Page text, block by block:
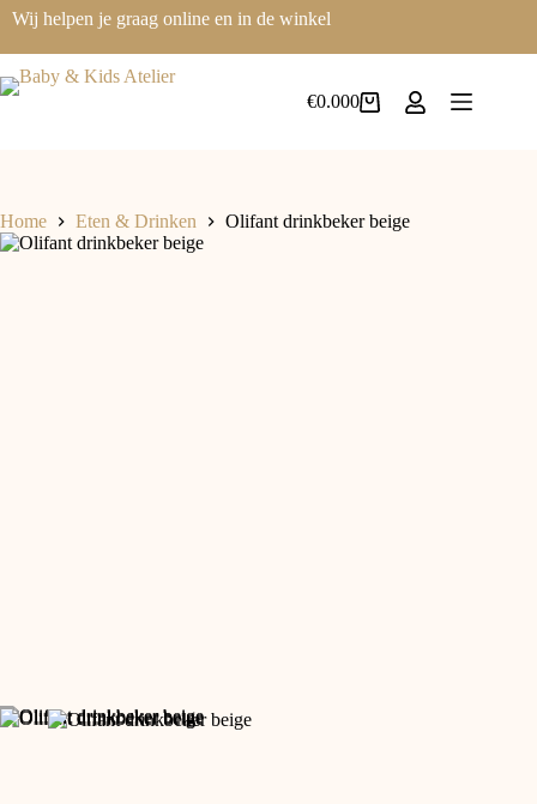
Wij helpen je graag online en in de winkel
€0.000
Home Eten & Drinken Olifant drinkbeker beige